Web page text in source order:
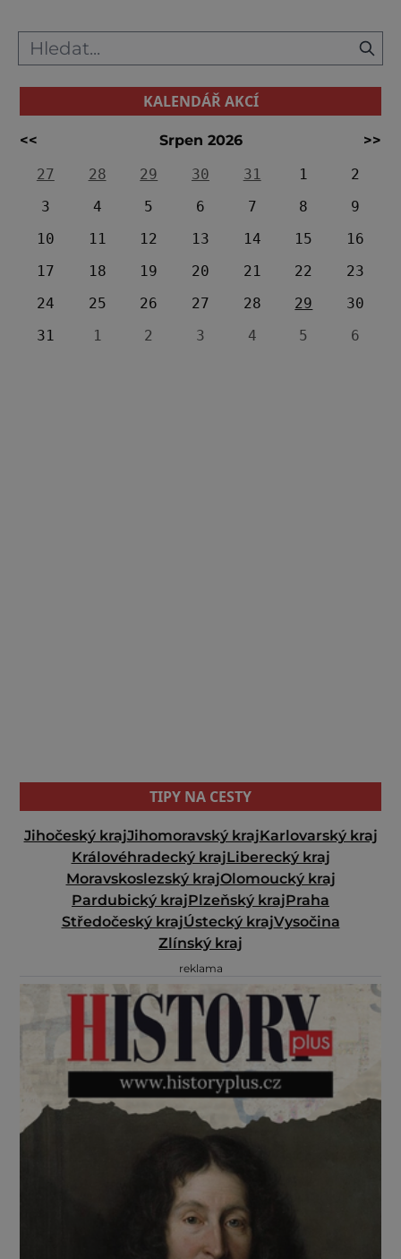
KALENDÁŘ AKCÍ
<< Srpen 2026
>>
27
28 29 30 31 1
2
3
4 5 6 7 8
9
10
11 12 13 14 15
16
17
18 19 20 21 22
23
24
25 26 27 28 29
30
31
1 2 3 4 5 6
TIPY NA CESTY
Jihočeský krajJihomoravský krajKarlovarský kraj
Královéhradecký krajLiberecký kraj
Moravskoslezský krajOlomoucký kraj
Pardubický krajPlzeňský krajPraha
Středočeský krajÚstecký krajVysočina
Zlínský kraj
reklama